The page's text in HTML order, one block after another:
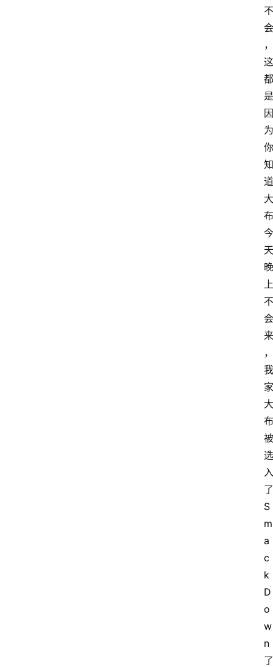
不
会
，
这
都
是
因
为
你
知
道
大
布
今
天
晚
上
不
会
来
，
我
家
大
布
被
选
入
了
S
m
a
c
k
D
o
w
n
了